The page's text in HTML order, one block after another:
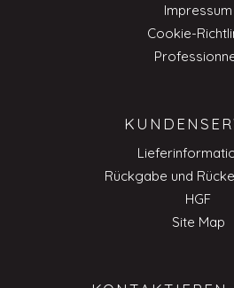
Impressum
Cookie-
Rückgabe und
HGF
Site Map